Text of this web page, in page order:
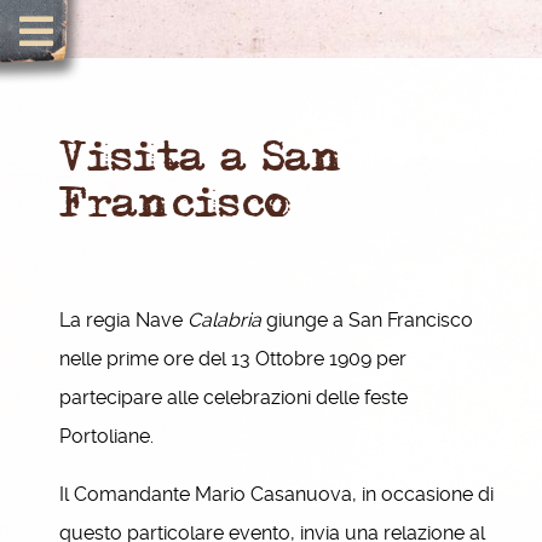
Visita a San
Francisco
La regia Nave Calabria giunge a San Francisco
nelle prime ore del 13 Ottobre 1909 per
partecipare alle celebrazioni delle feste
Portoliane.
Il Comandante Mario Casanuova, in occasione di
questo particolare evento, invia una relazione al